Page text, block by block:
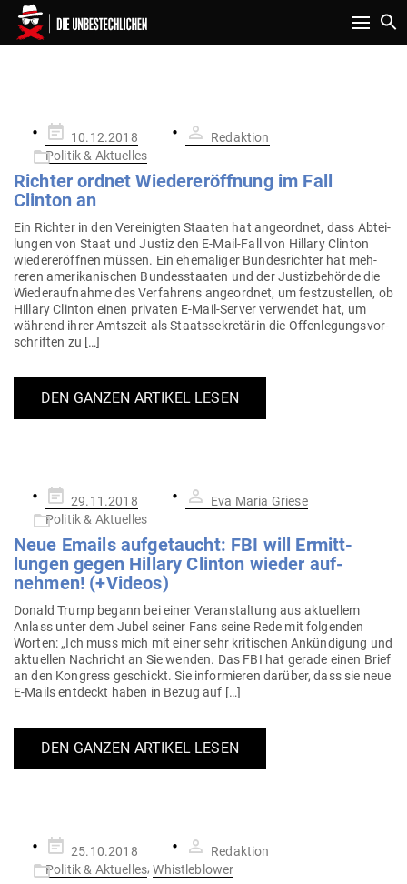
Toggle
SCHLAGWORT:
Gepostet
am
10.12.2018
Redaktion
Politik & Aktuelles
Richter ordnet Wie­der­eröffnung im Fall
Clinton an
Ein Richter in den Ver­ei­nigten Staaten hat ange­ordnet, dass Abtei­
lungen von Staat und Justiz den E‑Mail-Fall von Hillary Clinton
wie­der­eröffnen müssen. Ein ehe­ma­liger Bun­des­richter hat meh­
reren ame­ri­ka­ni­schen Bun­des­staaten und der Jus­tiz­be­hörde die
Wie­der­auf­nahme des Ver­fahrens ange­ordnet, um fest­zu­stellen, ob
Hillary Clinton einen pri­vaten E‑Mail-Server ver­wendet hat, um
während ihrer Amtszeit als Staats­se­kre­tärin die Offen­le­gungs­vor­
schriften zu […]
DEN GANZEN ARTIKEL LESEN
Gepostet
am
29.11.2018
Eva Maria Griese
Politik & Aktuelles
Neue Emails auf­ge­taucht: FBI will Ermitt­
lungen gegen Hillary Clinton wieder auf­
nehmen! (+Videos)
Donald Trump begann bei einer Ver­an­staltung aus aktu­ellem
Anlass unter dem Jubel seiner Fans seine Rede mit fol­genden
Worten: „Ich muss mich mit einer sehr kri­ti­schen Ankün­digung und
aktu­ellen Nach­richt an Sie wenden. Das FBI hat gerade einen Brief
an den Kon­gress geschickt. Sie infor­mieren darüber, dass sie neue
E‑Mails ent­deckt haben in Bezug auf […]
DEN GANZEN ARTIKEL LESEN
Gepostet
am
25.10.2018
Redaktion
Politik & Aktuelles,Whistleblower